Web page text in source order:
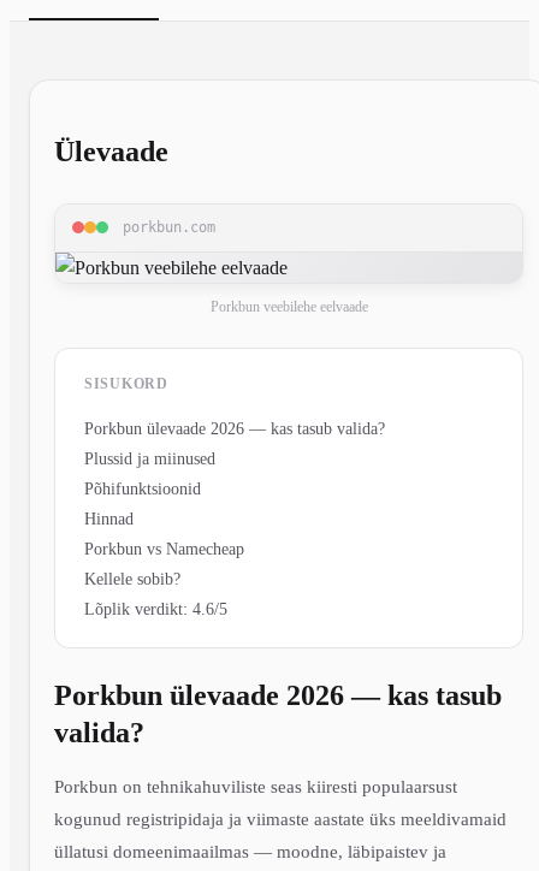
Ülevaade
porkbun.com
Porkbun veebilehe eelvaade
SISUKORD
Porkbun ülevaade 2026 — kas tasub valida?
Plussid ja miinused
Põhifunktsioonid
Hinnad
Porkbun vs Namecheap
Kellele sobib?
Lõplik verdikt: 4.6/5
Porkbun ülevaade 2026 — kas tasub
valida?
Porkbun on tehnikahuviliste seas kiiresti populaarsust
kogunud registripidaja ja viimaste aastate üks meeldivamaid
üllatusi domeenimaailmas — moodne, läbipaistev ja